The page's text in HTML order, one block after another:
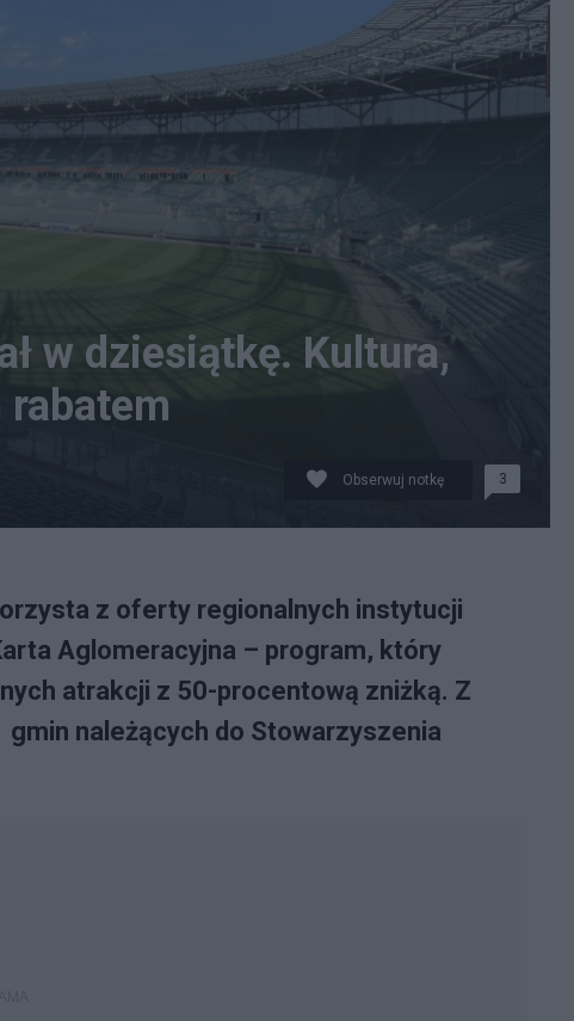
w dziesiątkę. Kultura,
Obserwuj notkę 3
z oferty regionalnych instytucji
Aglomeracyjna – program, który
atrakcji z 50-procentową zniżką. Z
należących do Stowarzyszenia